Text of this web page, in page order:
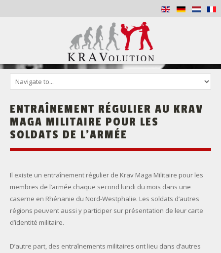
MAISON
CONTACT ET ENTRAÎNEMENT-TEST
ENTRAÎNEMENT RÉGULIER AU KRAV
MAGA MILITAIRE POUR LES
SOLDATS DE L’ARMÉE
Il existe un entraînement régulier de Krav Maga Militaire pour les
membres de l’armée chaque second lundi du mois dans une
caserne en Rhénanie du Nord-Westphalie. Les soldats d’autres
régions peuvent aussi y participer sur présentation de leur carte
d’identité militaire.
D’autre part, des entraînements militaires ont lieu dans d’autres